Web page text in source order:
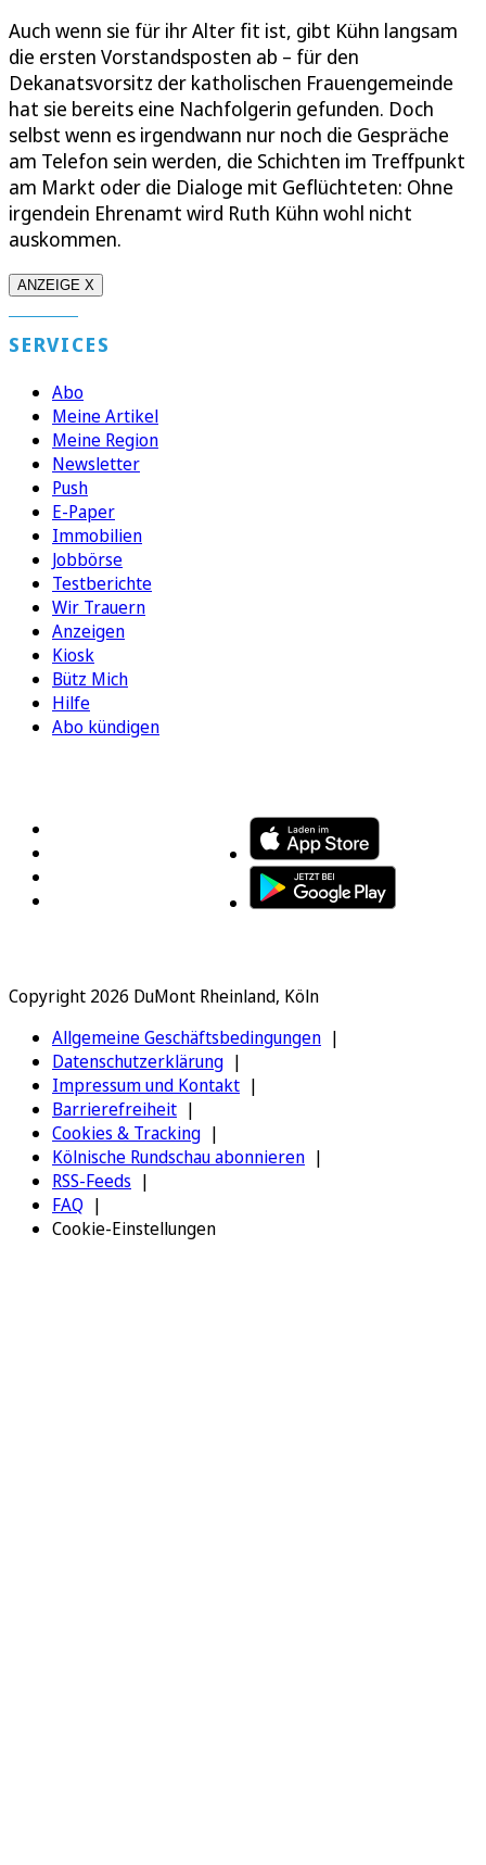
Auch wenn sie für ihr Alter fit ist, gibt Kühn langsam
die ersten Vorstandsposten ab – für den
Dekanatsvorsitz der katholischen Frauengemeinde
hat sie bereits eine Nachfolgerin gefunden. Doch
selbst wenn es irgendwann nur noch die Gespräche
am Telefon sein werden, die Schichten im Treffpunkt
am Markt oder die Dialoge mit Geflüchteten: Ohne
irgendein Ehrenamt wird Ruth Kühn wohl nicht
auskommen.
ANZEIGE X
SERVICES
Abo
Meine Artikel
Meine Region
Newsletter
Push
E-Paper
Immobilien
Jobbörse
Testberichte
Wir Trauern
Anzeigen
Kiosk
Bütz Mich
Hilfe
Abo kündigen
Copyright 2026 DuMont Rheinland, Köln
Allgemeine Geschäftsbedingungen
Datenschutzerklärung
Impressum und Kontakt
Barrierefreiheit
Cookies & Tracking
Kölnische Rundschau abonnieren
RSS-Feeds
FAQ
Cookie-Einstellungen